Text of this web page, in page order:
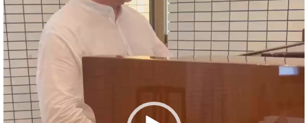
ラ
イ
室
ア
ノ
コ
ン
シ